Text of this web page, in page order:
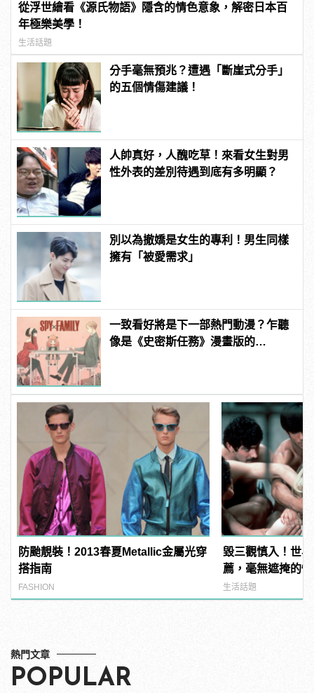
從浮世繪看《源氏物語》隱含的情色意象，解密日本百
年極樂美學！
生活話題
分手毫無預兆？遭遇「斷崖式分手」
的五個情傷建議！
人帥真好，人醜吃草！來看女生對男
性外表的差別待遇到底有多明顯？
別以為撤嬌是女生的專利！男生同樣
擁有「被愛需求」
一致看好將是下一部熱門動漫？乍聽
像是《史密斯任務》漫畫版的
防颱靚裝！2013春夏Metallic金屬光穿
搭指南
FASHION
毀三觀慎入！世
薦，毫無遮掩的
噁心到極致！
生活話題
熱門文章
POPULAR